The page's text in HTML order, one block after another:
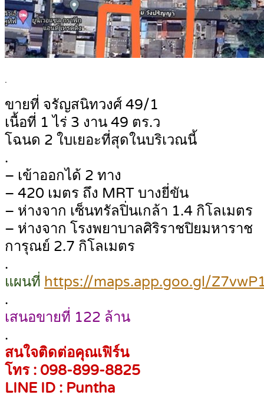
.
ขายที่ จรัญสนิทวงศ์ 49/1
เนื้อที่ 1 ไร่ 3 งาน 49 ตร.ว
โฉนด 2 ใบเยอะที่สุดในบริเวณนี้
.
– เข้าออกได้ 2 ทาง
– 420 เมตร ถึง MRT บางยี่ขัน
– ห่างจาก เซ็นทรัลปิ่นเกล้า 1.4 กิโลเมตร
– ห่างจาก โรงพยาบาลศิริราชปิยมหาราช
การุณย์ 2.7 กิโลเมตร
.
แผนที่ https://maps.app.goo.gl/
.
เสนอขายที่ 122 ล้าน
.
สนใจติดต่อคุณเฟิร์น
โทร : 098-899-8825
LINE ID : Puntha